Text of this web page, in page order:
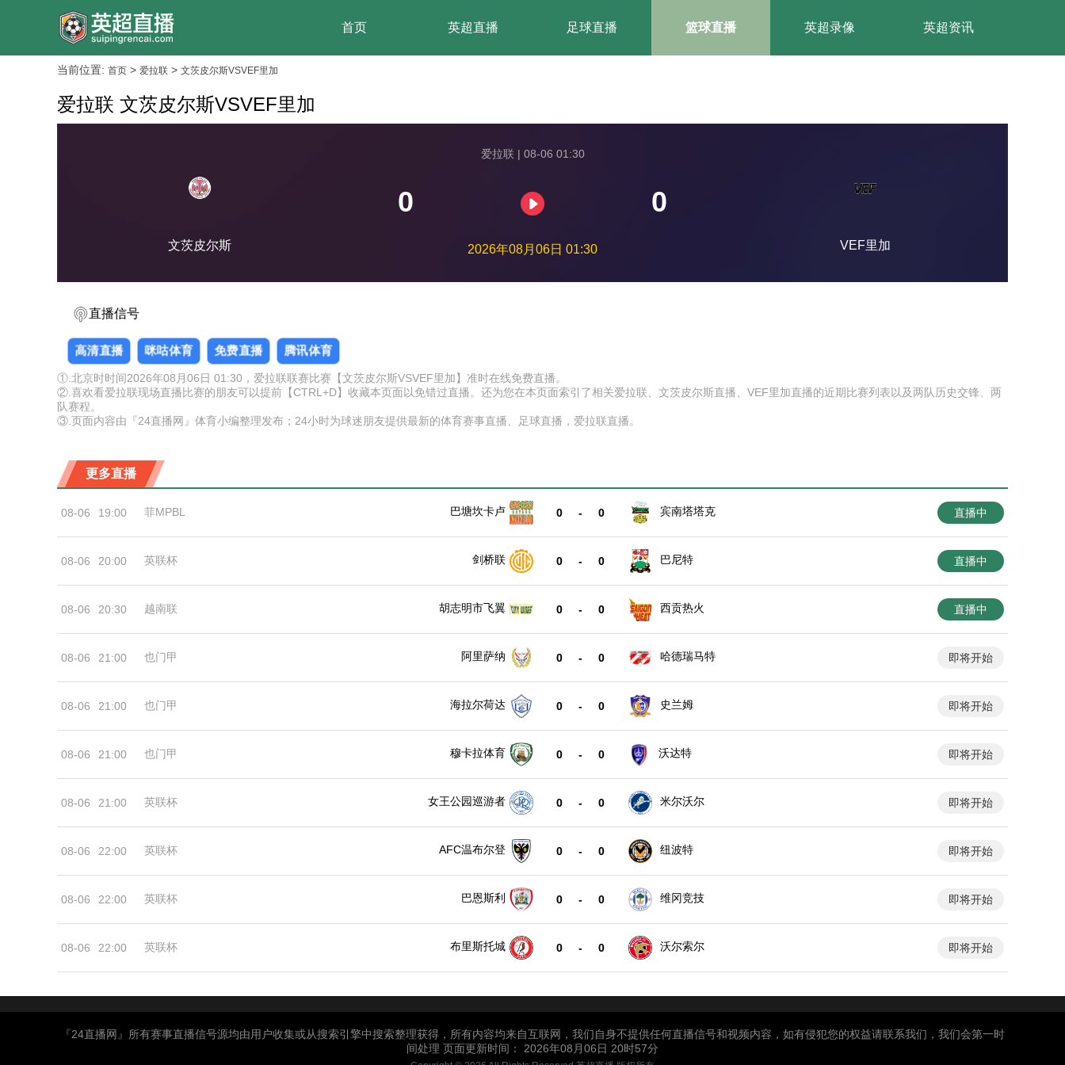
首页 英超直播 足球直播 篮球直播 英超录像 英超资讯
当前位置: 首页 > 爱拉联 > 文茨皮尔斯VSVEF里加
爱拉联 文茨皮尔斯VSVEF里加
文茨皮尔斯
爱拉联 | 08-06 01:30
0 0
2026年08月06日 01:30 VEF里加
直播信号
高清直播 咪咕体育 免费直播 腾讯体育
①.北京时时间2026年08月06日 01:30，爱拉联联赛比赛【文茨皮尔斯VSVEF里加】准时在线免费直播。
②.喜欢看爱拉联现场直播比赛的朋友可以提前【CTRL+D】收藏本页面以免错过直播。还为您在本页面索引了相关爱拉联、文茨皮尔斯直播、VEF里加直播的近期比赛列表以及两队历史交锋、两
队赛程。
③.页面内容由『24直播网』体育小编整理发布；24小时为球迷朋友提供最新的体育赛事直播、足球直播，爱拉联直播。
更多直播
08-06 19:00 菲MPBL 巴塘坎卡卢 0 - 0 宾南塔塔克 直播中
08-06 20:00 英联杯 剑桥联 0 - 0 巴尼特 直播中
08-06 20:30 越南联 胡志明市飞翼 0 - 0 西贡热火 直播中
08-06 21:00 也门甲 阿里萨纳 0 - 0 哈德瑞马特 即将开始
08-06 21:00 也门甲 海拉尔荷达 0 - 0 史兰姆 即将开始
08-06 21:00 也门甲 穆卡拉体育 0 - 0 沃达特 即将开始
08-06 21:00 英联杯 女王公园巡游者 0 - 0 米尔沃尔 即将开始
08-06 22:00 英联杯 AFC温布尔登 0 - 0 纽波特 即将开始
08-06 22:00 英联杯 巴恩斯利 0 - 0 维冈竞技 即将开始
08-06 22:00 英联杯 布里斯托城 0 - 0 沃尔索尔 即将开始
『24直播网』所有赛事直播信号源均由用户收集或从搜索引擎中搜索整理获得，所有内容均来自互联网，我们自身不提供任何直播信号和视频内容，如有侵犯您的权益请联系我们，我们会第一时
间处理 页面更新时间： 2026年08月06日 20时57分